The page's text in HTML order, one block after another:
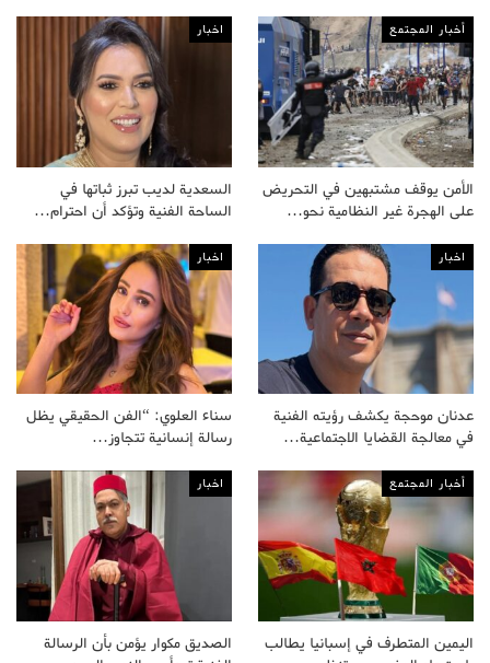
أخبار المجتمع
الأمن يوقف مشتبهين في التحريض
على الهجرة غير النظامية نحو…
اخبار
السعدية لديب تبرز ثباتها في
الساحة الفنية وتؤكد أن احترام…
اخبار
عدنان موحجة يكشف رؤيته الفنية
في معالجة القضايا الاجتماعية…
اخبار
سناء العلوي: “الفن الحقيقي يظل
رسالة إنسانية تتجاوز…
أخبار المجتمع
اليمين المتطرف في إسبانيا يطالب
اخبار
الصديق مكوار يؤمن بأن الرسالة